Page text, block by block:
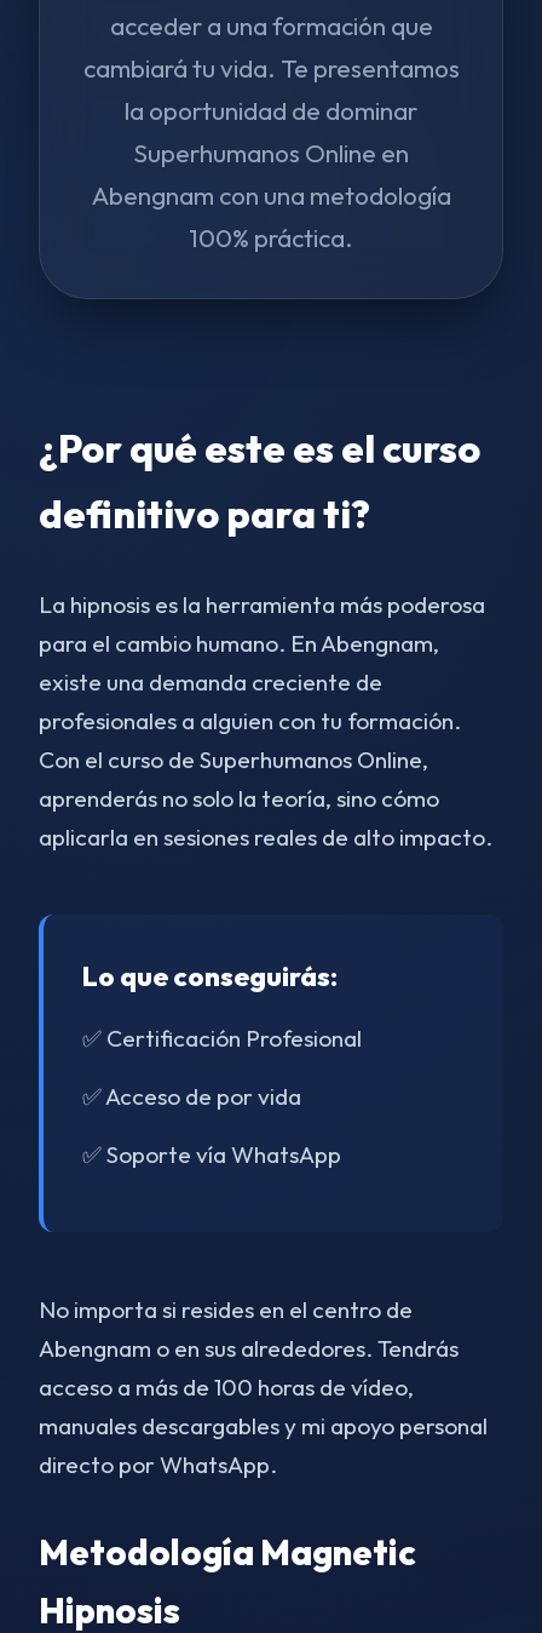
acceder a una formación que
cambiará tu vida. Te presentamos
la oportunidad de dominar
Superhumanos Online en
Abengnam con una metodología
100% práctica.
¿Por qué este es el curso
definitivo para ti?
La hipnosis es la herramienta más poderosa
para el cambio humano. En Abengnam,
existe una demanda creciente de
profesionales a alguien con tu formación.
Con el curso de Superhumanos Online,
aprenderás no solo la teoría, sino cómo
aplicarla en sesiones reales de alto impacto.
Lo que conseguirás:
✅ Certificación Profesional
✅ Acceso de por vida
✅ Soporte vía WhatsApp
No importa si resides en el centro de
Abengnam o en sus alrededores. Tendrás
acceso a más de 100 horas de vídeo,
manuales descargables y mi apoyo personal
directo por WhatsApp.
Metodología Magnetic
Hipnosis